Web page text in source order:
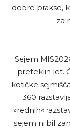
dobre prakse,
za
Sejem
preteklih let.
kotičke
360
»rednih«
sejem ni bil